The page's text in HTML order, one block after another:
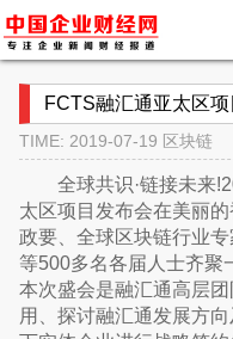
FCTS融汇通亚太区
TIME: 2019-07-19 区块链
全球共识·链接未来
太区项目发布会在美丽
政要、全球区块链行业
等500多名各届人士齐聚
本次盛会是融汇通高层
用、探讨融汇通发展方